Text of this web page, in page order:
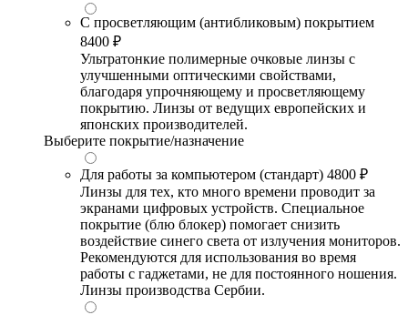
С просветляющим (антибликовым) покрытием
8400 ₽
Ультратонкие полимерные очковые линзы с
улучшенными оптическими свойствами,
благодаря упрочняющему и просветляющему
покрытию. Линзы от ведущих европейских и
японских производителей.
Выберите покрытие/назначение
Для работы за компьютером (стандарт) 4800 ₽
Линзы для тех, кто много времени проводит за
экранами цифровых устройств. Специальное
покрытие (блю блокер) помогает снизить
воздействие синего света от излучения мониторов.
Рекомендуются для использования во время
работы с гаджетами, не для постоянного ношения.
Линзы производства Сербии.